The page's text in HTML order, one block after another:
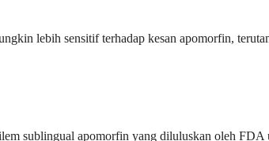
lebih sensitif terhadap kesan apomorfin,
sublingual apomorfin yang diluluskan oleh FDA